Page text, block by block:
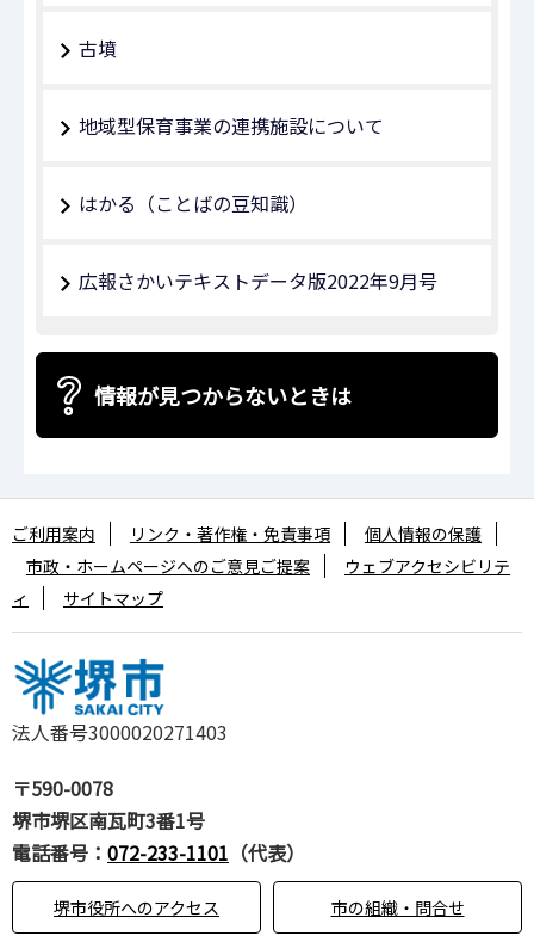
古墳
地域型保育事業の連携施設について
はかる（ことばの豆知識）
広報さかいテキストデータ版2022年9月号
情報が見つからないときは
法人番号3000020271403
〒590-0078
堺市堺区南瓦町3番1号
電話番号： 072-233-1101 （代表）
堺市役所へのアクセス 市の組織・問合せ
ご利用案内 リンク・著作権・免責事項
個人情報の保護
市政・ホームページへのご意見ご提案
ウェブアクセシビリテ
ィ
サイトマップ